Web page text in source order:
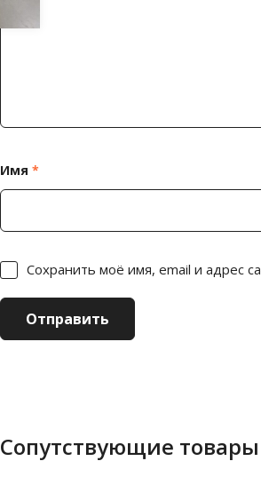
Имя *
Сохранить моё имя, email и адрес
Сопутствующие товары